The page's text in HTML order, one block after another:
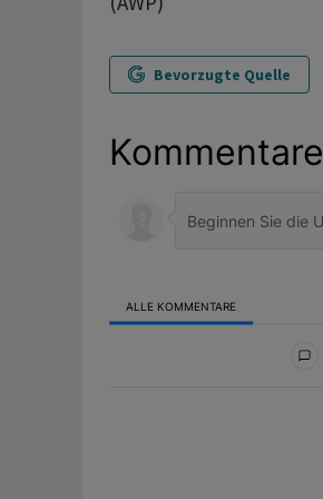
Bevorzugte Quelle
Kommentare
ALLE KOMMENTARE